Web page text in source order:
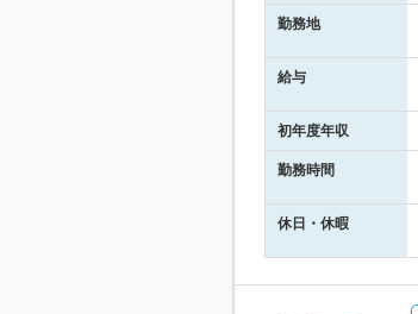
勤務地
給与
初年度年収
勤務時間
休日・休暇